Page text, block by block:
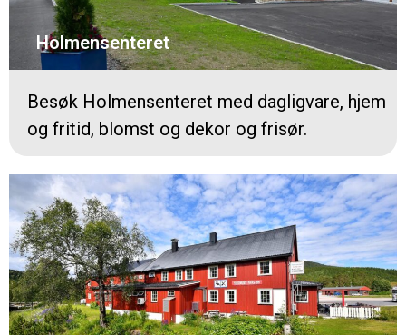
Holmensenteret
Besøk Holmensenteret med dagligvare, hjem
og fritid, blomst og dekor og frisør.